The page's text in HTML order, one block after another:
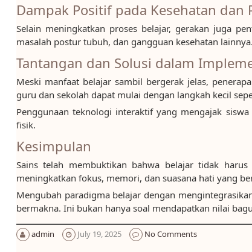
Dampak Positif pada Kesehatan dan
Selain meningkatkan proses belajar, gerakan juga
masalah postur tubuh, dan gangguan kesehatan
Tantangan dan Solusi dalam
Meski manfaat belajar sambil bergerak jelas,
guru dan sekolah dapat mulai dengan langkah kecil
Penggunaan teknologi interaktif yang mengajak
fisik.
Kesimpulan
Sains telah membuktikan bahwa belajar tidak
meningkatkan fokus, memori, dan suasana hati yang
Mengubah paradigma belajar dengan
bermakna. Ini bukan hanya soal mendapatkan nilai
admin July 19, 2025 No Comments